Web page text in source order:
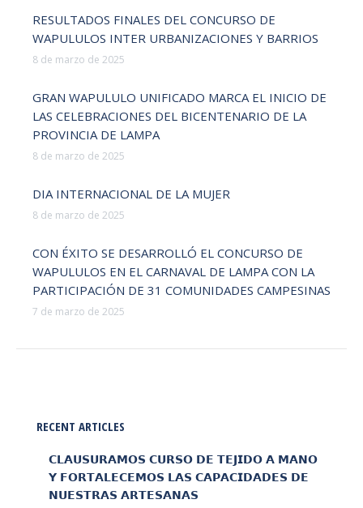
RESULTADOS FINALES DEL CONCURSO DE
WAPULULOS INTER URBANIZACIONES Y BARRIOS
8 de marzo de 2025
GRAN WAPULULO UNIFICADO MARCA EL INICIO DE
LAS CELEBRACIONES DEL BICENTENARIO DE LA
PROVINCIA DE LAMPA
8 de marzo de 2025
DIA INTERNACIONAL DE LA MUJER
8 de marzo de 2025
CON ÉXITO SE DESARROLLÓ EL CONCURSO DE
WAPULULOS EN EL CARNAVAL DE LAMPA CON LA
PARTICIPACIÓN DE 31 COMUNIDADES CAMPESINAS
7 de marzo de 2025
RECENT ARTICLES
𝗖𝗟𝗔𝗨𝗦𝗨𝗥𝗔𝗠𝗢𝗦 𝗖𝗨𝗥𝗦𝗢 𝗗𝗘 𝗧𝗘𝗝𝗜𝗗𝗢 𝗔 𝗠𝗔𝗡𝗢
𝗬 𝗙𝗢𝗥𝗧𝗔𝗟𝗘𝗖𝗘𝗠𝗢𝗦 𝗟𝗔𝗦 𝗖𝗔𝗣𝗔𝗖𝗜𝗗𝗔𝗗𝗘𝗦 𝗗𝗘
𝗡𝗨𝗘𝗦𝗧𝗥𝗔𝗦 𝗔𝗥𝗧𝗘𝗦𝗔𝗡𝗔𝗦